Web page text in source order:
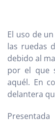
El uso de
las ruedas
debido al
por el que
aquél. En
delantera
Presentada